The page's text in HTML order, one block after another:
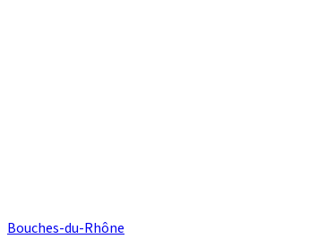
Bouches-du-Rhône